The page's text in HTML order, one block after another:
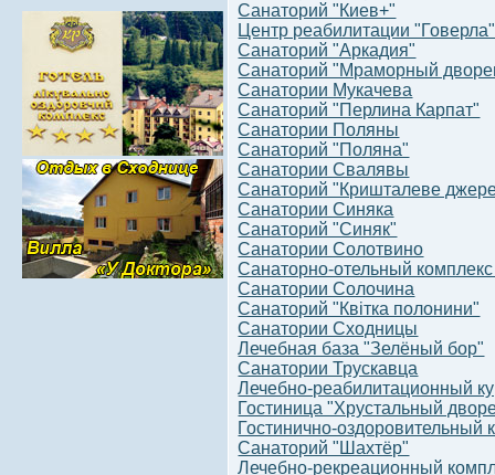
Санаторий "Киев+"
Центр реабилитации "Говерла"
Санаторий "Аркадия"
Санаторий "Мраморный
Санатории Мукачева
Санаторий "Перлина Карпат"
Санатории Поляны
Санаторий "Поляна"
Санатории Свалявы
Санаторий "Кришталеве
Санатории Синяка
Санаторий "Синяк"
Санатории Солотвино
Санаторно-отельный
Санатории Солочина
Санаторий "Квітка полонини"
Санатории Сходницы
Лечебная база "Зелёный бор"
Санатории Трускавца
Лечебно-реабилитационный
Гостиница "Хрустальный
Гоcтинично-
Санаторий "Шахтёр"
Лечебно-рекреационный